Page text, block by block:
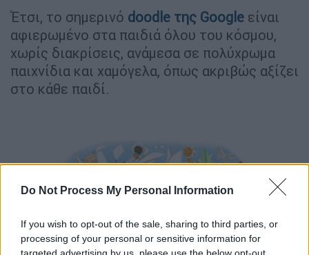
Do Not Process My Personal Information
If you wish to opt-out of the sale, sharing to third parties, or
processing of your personal or sensitive information for
targeted advertising by us, please use the below opt-out
Έτσι, το σημερινό doodle της Google είναι
αφιερωμένο στα παιδιά όλου του κόσμου,
χωρίς διακρίσεις, ανάμεσα σε πολύχρωμα
παιχνίδια και χαμόγελα, όπως ακριβώς αξίζει
στο κάθε παιδί.
doodle.png
Google Doodle για Παγκόσμια Ημέρα Παιδιού